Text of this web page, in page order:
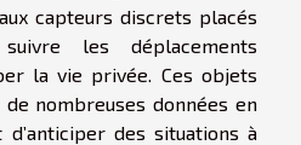
capteurs discrets placés
les déplacements
la vie privée. Ces objets
nombreuses données en
des situations à